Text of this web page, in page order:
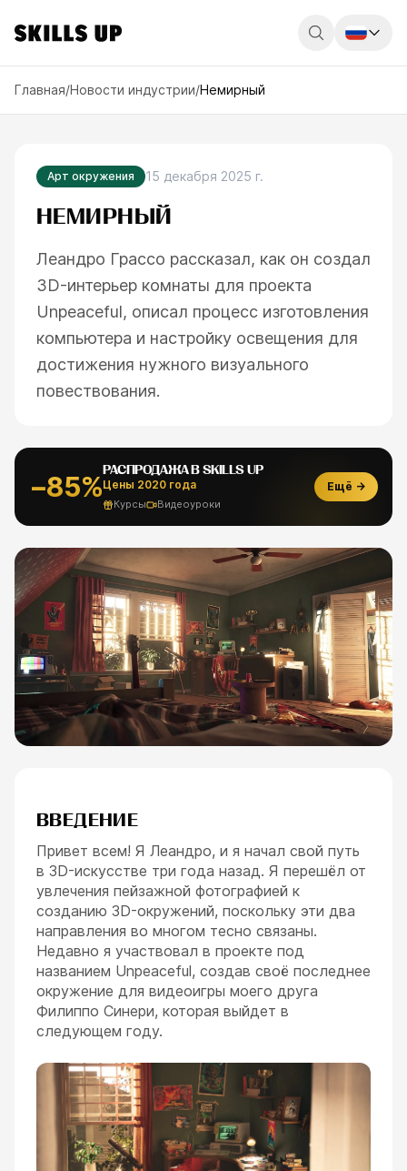
Беларусь
ESC
Главная/Новости индустрии/Немирный
Арт окружения 15 декабря 2025 г.
НЕМИРНЫЙ
Леандро Грассо рассказал, как он создал
3D-интерьер комнаты для проекта
Unpeaceful, описал процесс изготовления
компьютера и настройку освещения для
достижения нужного визуального
повествования.
−85%
РАСПРОДАЖА В SKILLS UP
Цены 2020 года
Курсы Видеоуроки
Ещё →
ВВЕДЕНИЕ
Привет всем! Я Леандро, и я начал свой путь
в 3D-искусстве три года назад. Я перешёл от
увлечения пейзажной фотографией к
созданию 3D-окружений, поскольку эти два
направления во многом тесно связаны.
Недавно я участвовал в проекте под
названием Unpeaceful, создав своё последнее
окружение для видеоигры моего друга
Филиппо Синери, которая выйдет в
следующем году.